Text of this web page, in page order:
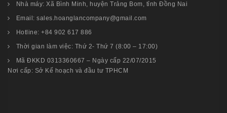
Nhà máy: Xã Bình Minh, huyện Trảng Bom, tỉnh Đồng Nai
Email: sales.hoanglancompany@gmail.com
Hotline: +84 902 617 886
Thời gian làm việc: Thứ 2- Thứ 7 (8:00 – 17:00)
Mã ĐKKD 0313360667 – Ngày cấp 22/07/2015
Nơi cấp: Sở Kế hoạch và đầu tư TPHCM